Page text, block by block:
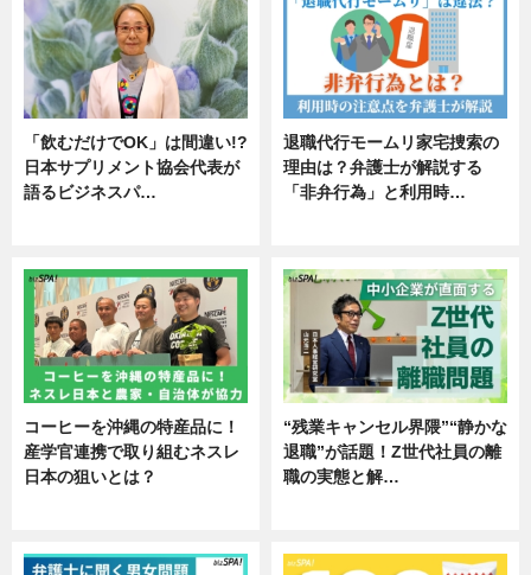
「飲むだけでOK」は間違い!?
日本サプリメント協会代表が
語るビジネスパ…
退職代行モームリ家宅捜索の
理由は？弁護士が解説する
「非弁行為」と利用時…
コーヒーを沖縄の特産品に！
産学官連携で取り組むネスレ
日本の狙いとは？
“残業キャンセル界隈”“静かな
退職”が話題！Z世代社員の離
職の実態と解…